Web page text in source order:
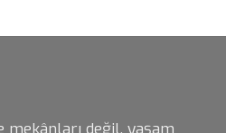
mekânları değil, yaşam